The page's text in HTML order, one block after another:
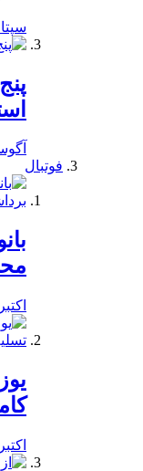
سپتامبر
آگوست
فوتبال
اکتبر 15, 2019
اکتبر 12, 2019